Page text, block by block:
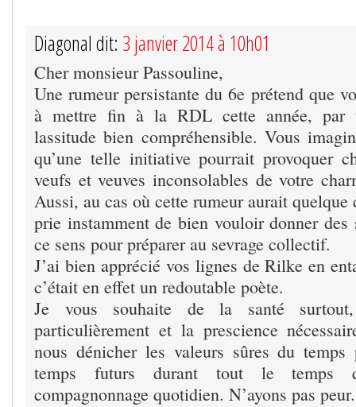
Diagonal dit: 3 janvier 2014 à 10h01
Cher monsieur Passouline,
Une rumeur persistante du 6e prétend que
à mettre fin à la RDL cette année, par
lassitude bien compréhensible. Vous
qu’une telle initiative pourrait provoquer
veufs et veuves inconsolables de votre
Aussi, au cas où cette rumeur aurait quelque
prie instamment de bien vouloir donner des
ce sens pour préparer au sevrage collectif.
J’ai bien apprécié vos lignes de Rilke en
c’était en effet un redoutable poète.
Je vous souhaite de la santé
particulièrement et la prescience
nous dénicher les valeurs sûres du temps
temps futurs durant tout le temps
compagnonnage quotidien. N’ayons pas peur.